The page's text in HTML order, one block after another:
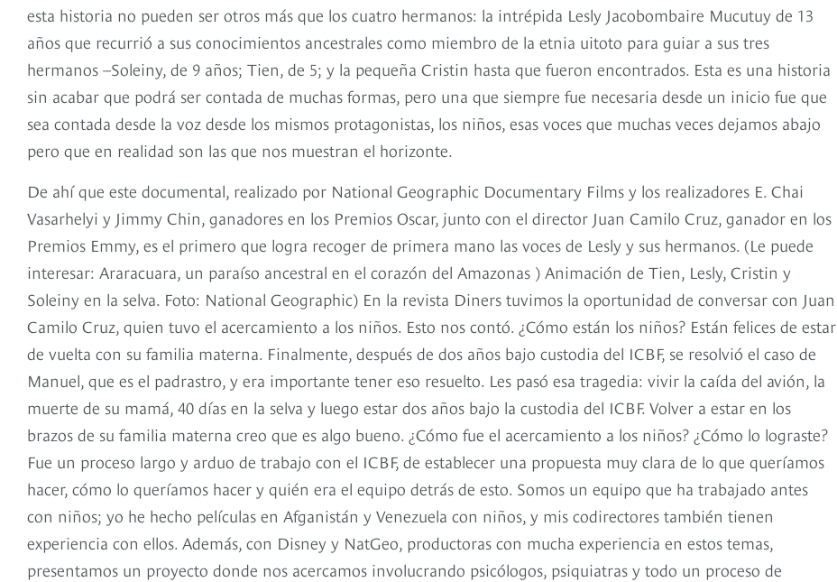
esta historia no pueden ser otros más que los cuatro hermanos: la intrépida Lesly Jacobombaire Mucutuy de 13
años que recurrió a sus conocimientos ancestrales como miembro de la etnia uitoto para guiar a sus tres
hermanos –Soleiny, de 9 años; Tien, de 5; y la pequeña Cristin hasta que fueron encontrados. Esta es una historia
sin acabar que podrá ser contada de muchas formas, pero una que siempre fue necesaria desde un inicio fue que
sea contada desde la voz desde los mismos protagonistas, los niños, esas voces que muchas veces dejamos abajo
pero que en realidad son las que nos muestran el horizonte.
De ahí que este documental, realizado por National Geographic Documentary Films y los realizadores E. Chai
Vasarhelyi y Jimmy Chin, ganadores en los Premios Oscar, junto con el director Juan Camilo Cruz, ganador en los
Premios Emmy, es el primero que logra recoger de primera mano las voces de Lesly y sus hermanos. (Le puede
interesar: Araracuara, un paraíso ancestral en el corazón del Amazonas ) Animación de Tien, Lesly, Cristin y
Soleiny en la selva. Foto: National Geographic) En la revista Diners tuvimos la oportunidad de conversar con Juan
Camilo Cruz, quien tuvo el acercamiento a los niños. Esto nos contó. ¿Cómo están los niños? Están felices de estar
de vuelta con su familia materna. Finalmente, después de dos años bajo custodia del ICBF, se resolvió el caso de
Manuel, que es el padrastro, y era importante tener eso resuelto. Les pasó esa tragedia: vivir la caída del avión, la
muerte de su mamá, 40 días en la selva y luego estar dos años bajo la custodia del ICBF. Volver a estar en los
brazos de su familia materna creo que es algo bueno. ¿Cómo fue el acercamiento a los niños? ¿Cómo lo lograste?
Fue un proceso largo y arduo de trabajo con el ICBF, de establecer una propuesta muy clara de lo que queríamos
hacer, cómo lo queríamos hacer y quién era el equipo detrás de esto. Somos un equipo que ha trabajado antes
con niños; yo he hecho películas en Afganistán y Venezuela con niños, y mis codirectores también tienen
experiencia con ellos. Además, con Disney y NatGeo, productoras con mucha experiencia en estos temas,
presentamos un proyecto donde nos acercamos involucrando psicólogos, psiquiatras y todo un proceso de